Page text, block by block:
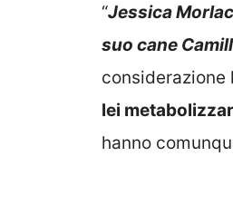
“Jessica
suo cane
considerazione
lei
hanno